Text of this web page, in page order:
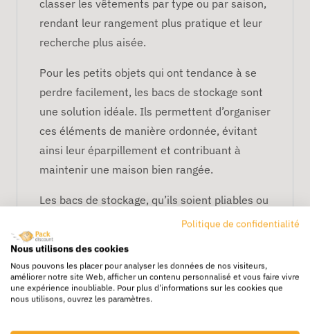
classer les vêtements par type ou par saison,
rendant leur rangement plus pratique et leur
recherche plus aisée.
Pour les petits objets qui ont tendance à se
perdre facilement, les bacs de stockage sont
une solution idéale. Ils permettent d’organiser
ces éléments de manière ordonnée, évitant
ainsi leur éparpillement et contribuant à
maintenir une maison bien rangée.
Les bacs de stockage, qu’ils soient pliables ou
en box, sont un outil essentiel pour toute
personne souhaitant améliorer l’organisation
Optimiser l’espace grâce à une
variété de bacs de stockage
Politique de confidentialité
Nous utilisons des cookies
Nous pouvons les placer pour analyser les données de nos visiteurs,
améliorer notre site Web, afficher un contenu personnalisé et vous faire vivre
une expérience inoubliable. Pour plus d'informations sur les cookies que
nous utilisons, ouvrez les paramètres.